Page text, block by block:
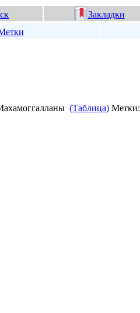
Закладки
(Таблица) Метки: